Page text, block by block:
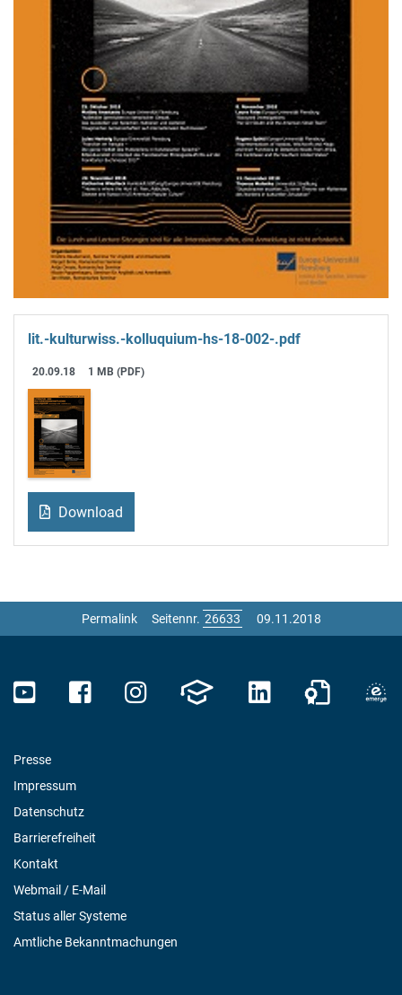
lit.-kulturwiss.-kolluquium-hs-18-002-.pdf
20.09.18 1 MB (PDF)
Download
Permalink Seitennr. 09.11.2018
Presse
Impressum
Datenschutz
Barrierefreiheit
Kontakt
Webmail / E-Mail
Status aller Systeme
Amtliche Bekanntmachungen